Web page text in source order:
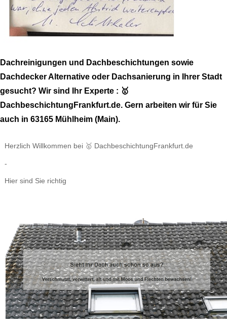
Dachreinigungen und Dachbeschichtungen sowie
Dachdecker Alternative oder Dachsanierung in Ihrer Stadt
gesucht? Wir sind Ihr Experte : 🥇
DachbeschichtungFrankfurt.de. Gern arbeiten wir für Sie
auch in 63165 Mühlheim (Main).
Herzlich Willkommen bei 🥇 DachbeschichtungFrankfurt.de
-
Hier sind Sie richtig